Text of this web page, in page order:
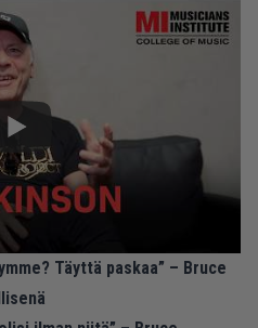
Täyttä paskaa” – Bruce